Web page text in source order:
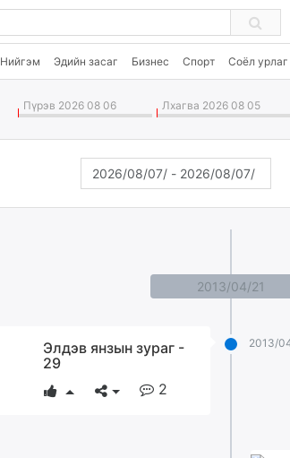
Нийгэм Эдийн засаг Бизнес Спорт Соёл урлаг
Пүрэв 2026 08 06 Лхагва 2026 08 05
2013/04/21
2013/
Элдэв янзын зураг -
29
2